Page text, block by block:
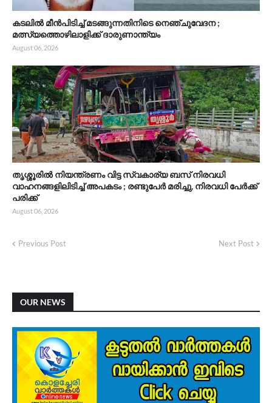
കടലിൽ മീൻപിടിച്ച് മടങ്ങുന്നതിനിടെ നെഞ്ചുവേദന ;
മത്സ്യത്തൊഴിലാളിക്ക് ദാരുണാന്ത്യം
August 06, 2026
തൃശ്ശൂരിൽ നിയന്ത്രണം വിട്ട സ്വകാര്യ ബസ് നിരവധി
വാഹനങ്ങളിലിടിച്ച് അപകടം ; രണ്ടുപേർ മരിച്ചു, നിരവധി പേർക്ക്
പരിക്ക്
August 06, 2026
Previous Post Next Post
OUR NEWS